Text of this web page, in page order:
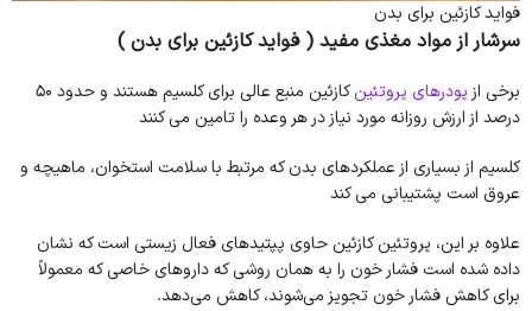
فواید کازئین برای بدن
سرشار از مواد مغذی مفید ( فواید کازئین برای بدن )
برخی ازپودرهای پروتئین
کازئین منبع عالی برای کلسیم هستند و حدود 50
درصد از ارزش روزانه مورد نیاز در هر وعده را تامین می کنند
کلسیم از بسیاری از عملکردهای بدن که مرتبط با سلامت استخوان، ماهیچه و
عروق است پشتیبانی می کند
علاوه بر این، پروتئین کازئین حاوی پپتیدهای فعال زیستی است که نشان
داده شده است فشار خون را به همان روشی که داروهای خاصی که معمولاً
برای کاهش فشار خون تجویز می‌شوند، کاهش می‌دهد.